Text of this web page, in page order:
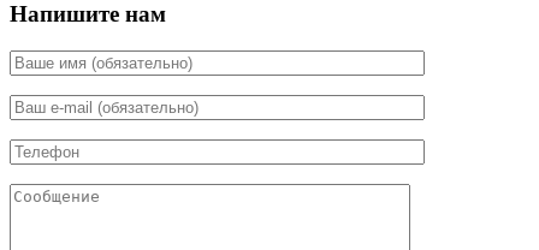
Напишите нам